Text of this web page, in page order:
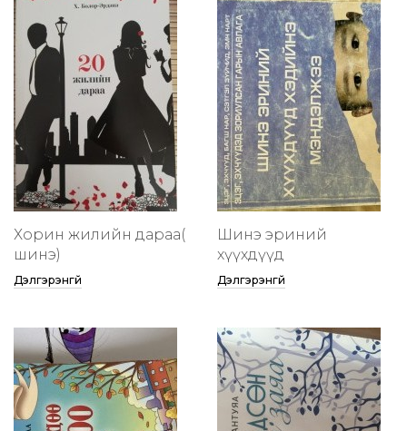
Хорин жилийн дараа(
шинэ)
Дэлгэрэнгүй
Шинэ эриний
хүүхдүүд
Дэлгэрэнгүй